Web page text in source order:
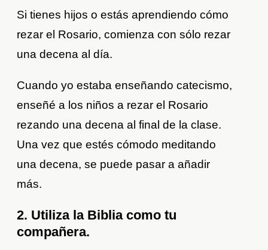
Si tienes hijos o estás aprendiendo cómo
rezar el Rosario, comienza con sólo rezar
una decena al día.
Cuando yo estaba enseñando catecismo,
enseñé a los niños a rezar el Rosario
rezando una decena al final de la clase.
Una vez que estés cómodo meditando
una decena, se puede pasar a añadir
más.
2. Utiliza la Biblia como tu
compañera.